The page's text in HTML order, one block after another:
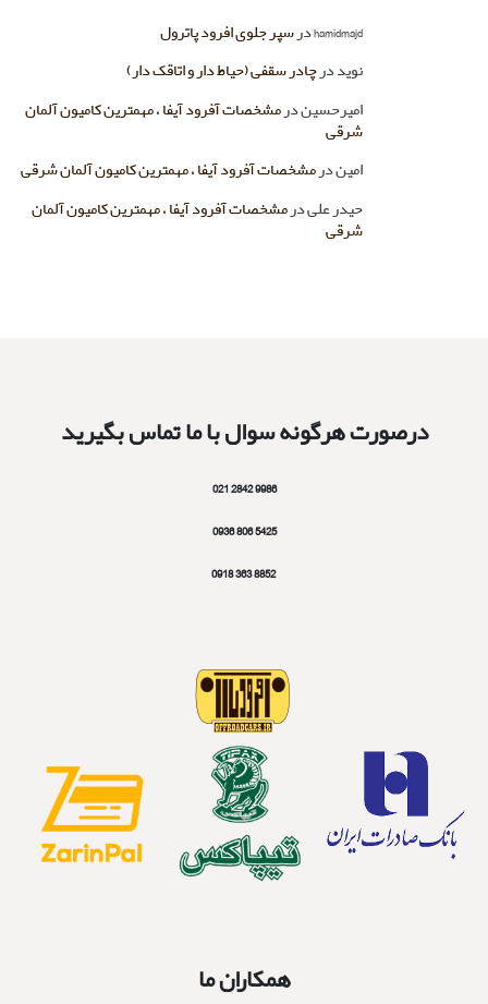
hamidmajdدرسپر جلوی افرود پاترول
نویددرچادر سقفی (حیاط دار و اتاقک دار)
امیرحسیندرمشخصات آفرود آیفا ، مهمترین کامیون آلمان
شرقی
امیندرمشخصات آفرود آیفا ، مهمترین کامیون آلمان شرقی
حیدر علیدر مشخصات آفرود آیفا ، مهمترین کامیون آلمان
شرقی
درصورت هرگونه سوال با ما تماس بگیرید
9986 2842 021
5425 806 0936
8852 363 0918
همکاران ما